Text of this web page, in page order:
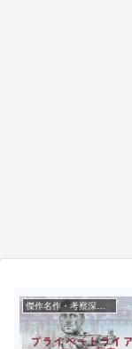
傑作名作・考察深掘り